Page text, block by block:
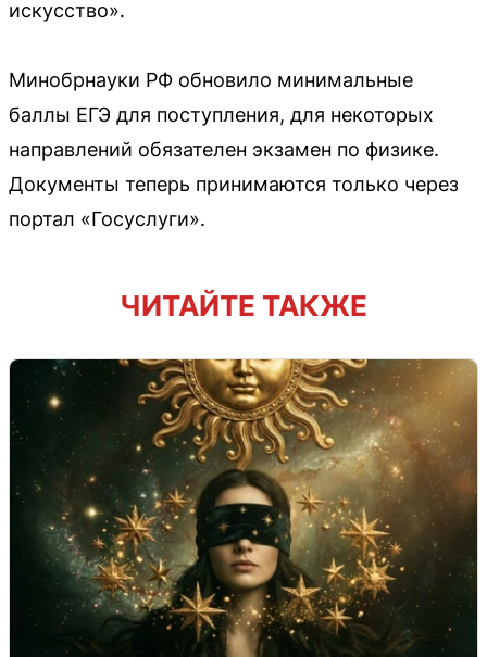
искусство».
Минобрнауки РФ обновило минимальные
баллы ЕГЭ для поступления, для некоторых
направлений обязателен экзамен по физике.
Документы теперь принимаются только через
портал «Госуслуги».
ЧИТАЙТЕ ТАКЖЕ